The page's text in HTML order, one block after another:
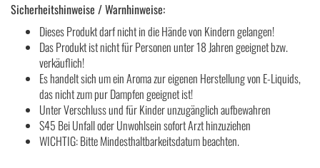
Sicherheitshinweise / Warnhinweise:
Dieses Produkt darf nicht in die Hände von Kindern gelangen!
Das Produkt ist nicht für Personen unter 18 Jahren geeignet bzw.
verkäuflich!
Es handelt sich um ein Aroma zur eigenen Herstellung von E-Liquids,
das nicht zum pur Dampfen geeignet ist!
Unter Verschluss und für Kinder unzugänglich aufbewahren
S45 Bei Unfall oder Unwohlsein sofort Arzt hinzuziehen
WICHTIG: Bitte Mindesthaltbarkeitsdatum beachten.